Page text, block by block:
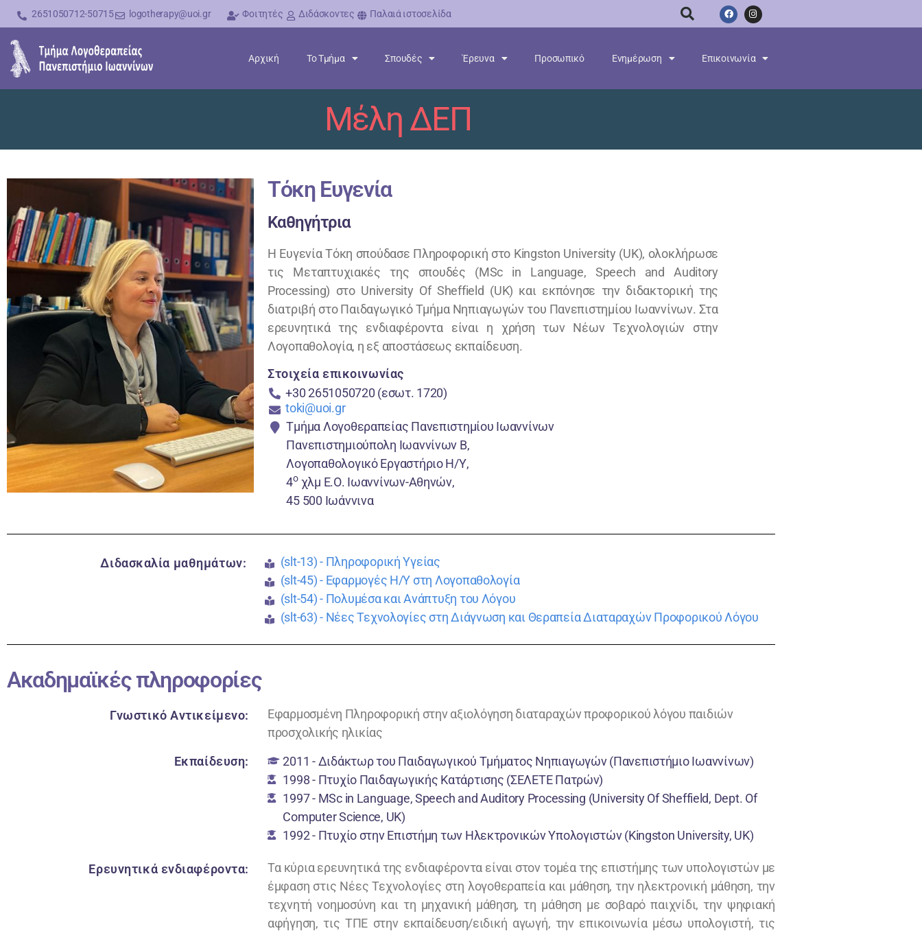
2651050712-50715 logotherapy@uoi.gr Φοιτητές Διδάσκοντες Παλαιά ιστοσελίδα
Αρχική Το Τμήμα Σπουδές Έρευνα Προσωπικό Ενημέρωση Επικοινωνία
Μέλη ΔΕΠ
Τόκη Ευγενία
Καθηγήτρια
Η Ευγενία Τόκη σπούδασε Πληροφορική στο Kingston University (UK), ολοκλήρωσε
τις Μεταπτυχιακές της σπουδές (MSc in Language, Speech and Auditory
Processing) στο University Of Sheffield (UK) και εκπόνησε την διδακτορική της
διατριβή στο Παιδαγωγικό Τμήμα Νηπιαγωγών του Πανεπιστημίου Ιωαννίνων. Στα
ερευνητικά της ενδιαφέροντα είναι η χρήση των Νέων Τεχνολογιών στην
Λογοπαθολογία, η εξ αποστάσεως εκπαίδευση.
Στοιχεία επικοινωνίας
+30 2651050720 (εσωτ. 1720)
toki@uoi.gr
Τμήμα Λογοθεραπείας Πανεπιστημίου Ιωαννίνων
Πανεπιστημιούπολη Ιωαννίνων Β,
Λογοπαθολογικό Εργαστήριο Η/Υ,
4oχλμ Ε.Ο. Ιωαννίνων-Αθηνών,
45 500 Ιωάννινα
Διδασκαλία μαθημάτων:
(slt-13) - Πληροφορική Υγείας
(slt-45) - Εφαρμογές Η/Υ στη Λογοπαθολογία
(slt-54) - Πολυμέσα και Ανάπτυξη του Λόγου
(slt-63) - Νέες Τεχνολογίες στη Διάγνωση και Θεραπεία Διαταραχών Προφορικού Λόγου
Ακαδημαϊκές πληροφορίες
Γνωστικό Αντικείμενο:
Εφαρμοσμένη Πληροφορική στην αξιολόγηση διαταραχών προφορικού λόγου παιδιών
προσχολικής ηλικίας
Εκπαίδευση:
2011 - Διδάκτωρ του Παιδαγωγικού Τμήματος Νηπιαγωγών (Πανεπιστήμιο Ιωαννίνων)
1998 - Πτυχίο Παιδαγωγικής Κατάρτισης (ΣΕΛΕΤΕ Πατρών)
1997 - MSc in Language, Speech and Auditory Processing (University Of Sheffield, Dept. Of
Computer Science, UK)
1992 - Πτυχίο στην Επιστήμη των Ηλεκτρονικών Υπολογιστών (Kingston University, UK)
Ερευνητικά ενδιαφέροντα:
Τα κύρια ερευνητικά της ενδιαφέροντα είναι στον τομέα της επιστήμης των υπολογιστών με
έμφαση στις Νέες Τεχνολογίες στη λογοθεραπεία και μάθηση, την ηλεκτρονική μάθηση, την
τεχνητή νοημοσύνη και τη μηχανική μάθηση, τη μάθηση με σοβαρό παιχνίδι, την ψηφιακή
αφήγηση, τις ΤΠΕ στην εκπαίδευση/ειδική αγωγή, την επικοινωνία μέσω υπολογιστή, τις